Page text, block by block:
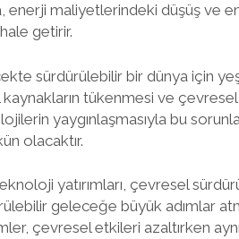
enerji maliyetlerindeki düşüş ve
getirir.
sürdürülebilir bir dünya için
tükenmesi ve çevresel
yaygınlaşmasıyla bu
olacaktır.
yatırımları, çevresel
geleceğe büyük adımlar
çevresel etkileri azaltırken